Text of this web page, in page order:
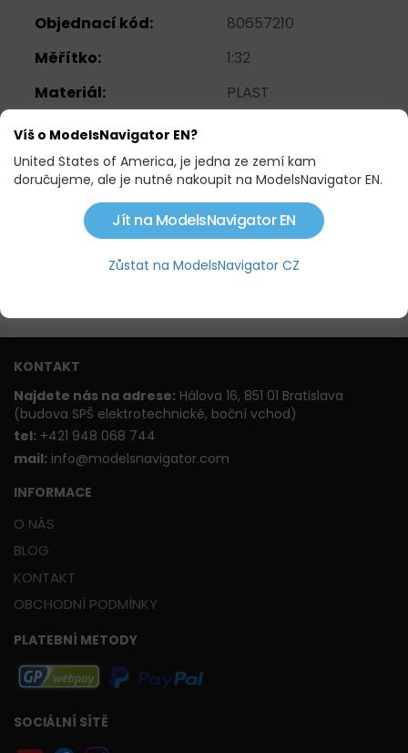
Objednací kód:
80657210
Měřítko:
1:32
Materiál:
PLAST
EAN:
Váha:
0.3 KG
840,52 Kč
Není skladem
KONTAKT
Najdete nás na adrese: Hálova 16, 851 01 Bratislava
(budova SPŠ elektrotechnické, boční vchod)
tel: +421 948 068 744
mail: info@modelsnavigator.com
INFORMACE
O NÁS
BLOG
KONTAKT
OBCHODNÍ PODMÍNKY
PLATEBNÍ METODY
SOCIÁLNÍ SÍTĚ
Víš o ModelsNavigator EN?
United States of America, je jedna ze zemí kam
doručujeme, ale je nutné nakoupit na ModelsNavigator EN.
Jít na ModelsNavigator EN
Zůstat na ModelsNavigator CZ